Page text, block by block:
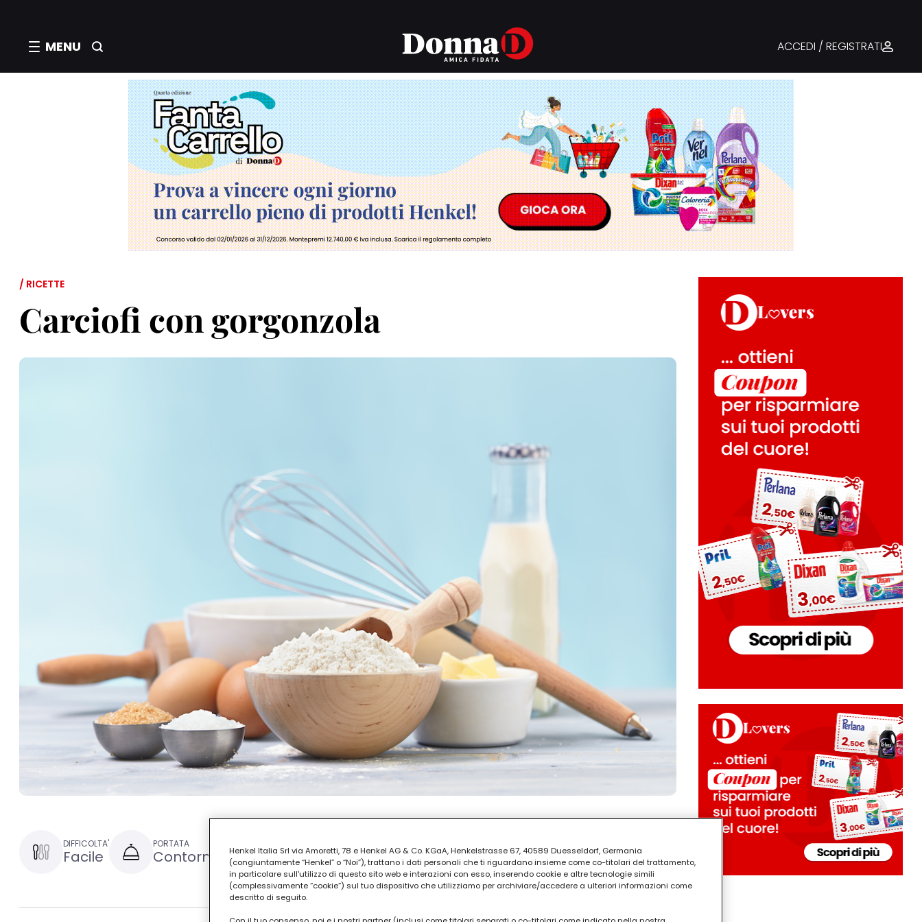
MENU ACCEDI / REGISTRATI
/ RICETTE
Carciofi con gorgonzola
DIFFICOLTA'
Facile
PORTATA
Contorni 30 minuti
Henkel Italia Srl via Amoretti, 78 e Henkel AG & Co. KGaA, Henkelstrasse 67, 40589 Duesseldorf, Germania
(congiuntamente “Henkel” o “Noi”), trattano i dati personali che ti riguardano insieme come co-titolari del trattamento,
in particolare sull'utilizzo di questo sito web e interazioni con esso, inserendo cookie e altre tecnologie simili
(complessivamente “cookie”) sul tuo dispositivo che utilizziamo per archiviare/accedere a ulteriori informazioni come
descritto di seguito.